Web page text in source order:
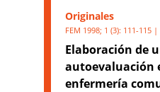
Originales
FEM 1998; 1 (3): 111-115 |
Elaboración de
autoevaluación
enfermería